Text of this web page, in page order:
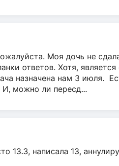
Моя дочь не
ответов. Хотя,
назначена нам 3 июля.
И, можно ли пересд...
13.3, написала 13,